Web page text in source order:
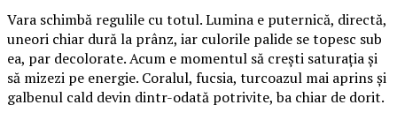
Vara schimbă regulile cu totul. Lumina e puternică, directă,
uneori chiar dură la prânz, iar culorile palide se topesc sub
ea, par decolorate. Acum e momentul să crești saturația și
să mizezi pe energie. Coralul, fucsia, turcoazul mai aprins și
galbenul cald devin dintr-odată potrivite, ba chiar de dorit.